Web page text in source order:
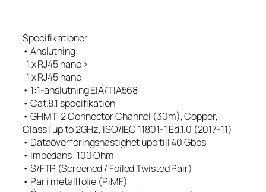
Specifikationer
• Anslutning:
1 x RJ45 hane >
1 x RJ45 hane
• 1:1-anslutning EIA/TIA568
• Cat.8.1 specifikation
• GHMT: 2 Connector Channel (30m), Copper,
Class I up to 2GHz, ISO/IEC 11801-1 Ed.1.0 (2017-11)
• Dataöverföringshastighet upp till 40 Gbps
• Impedans: 100 Ohm
• S/FTP (Screened / Foiled Twisted Pair)
• Par i metallfolie (PiMF)